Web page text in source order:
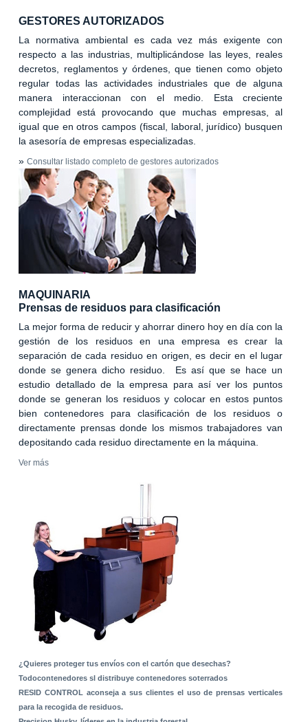
GESTORES AUTORIZADOS
La normativa ambiental es cada vez más exigente con
respecto a las industrias, multiplicándose las leyes, reales
decretos, reglamentos y órdenes, que tienen como objeto
regular todas las actividades industriales que de alguna
manera interaccionan con el medio. Esta creciente
complejidad está provocando que muchas empresas, al
igual que en otros campos (fiscal, laboral, jurídico) busquen
la asesoría de empresas especializadas.
» Consultar listado completo de gestores autorizados
MAQUINARIA
Prensas de residuos para clasificación
La mejor forma de reducir y ahorrar dinero hoy en día con la
gestión de los residuos en una empresa es crear la
separación de cada residuo en origen, es decir en el lugar
donde se genera dicho residuo. Es así que se hace un
estudio detallado de la empresa para así ver los puntos
donde se generan los residuos y colocar en estos puntos
bien contenedores para clasificación de los residuos o
directamente prensas donde los mismos trabajadores van
depositando cada residuo directamente en la máquina.
Ver más
¿Quieres proteger tus envíos con el cartón que desechas?
Todocontenedores sl distribuye contenedores soterrados
RESID CONTROL aconseja a sus clientes el uso de prensas verticales
para la recogida de residuos.